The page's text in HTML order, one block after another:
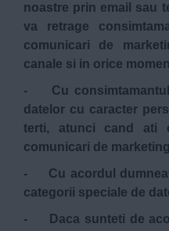
noastre prin email sau
va retrage
comunicari de
canale si in orice
- Cu consimtamantul
datelor cu caracter
terti, atunci cand ati
comunicari de
- Cu acordul
categorii speciale de
- Daca sunteti de